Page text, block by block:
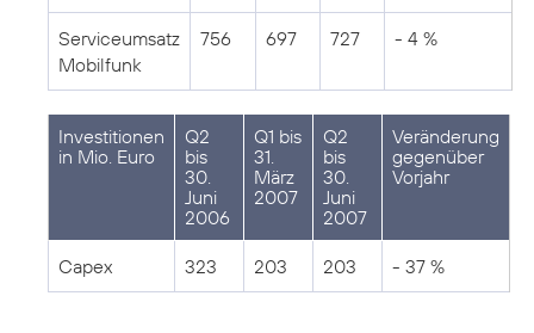
Serviceumsatz
Mobilfunk
756 697 727 - 4 %
Investitionen
in Mio. Euro
Q2
bis
30.
Juni
2006
Q1 bis
31.
März
2007
Q2
bis
30.
Juni
2007
Veränderung
gegenüber
Vorjahr
Capex 323 203 203 - 37 %